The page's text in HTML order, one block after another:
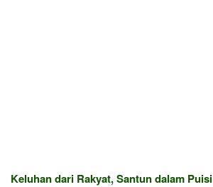
Keluhan dari Rakyat, Santun dalam Puisi